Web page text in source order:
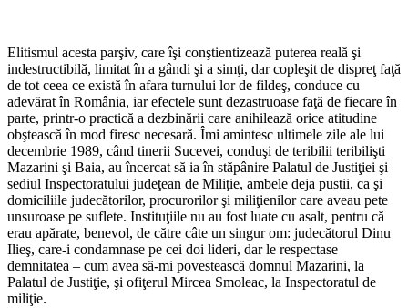
Elitismul acesta parşiv, care îşi conştientizează puterea reală şi
indestructibilă, limitat în a gândi şi a simţi, dar copleşit de dispreţ faţă
de tot ceea ce există în afara turnului lor de fildeş, conduce cu
adevărat în România, iar efectele sunt dezastruoase faţă de fiecare în
parte, printr-o practică a dezbinării care anihilează orice atitudine
obştească în mod firesc necesară. Îmi amintesc ultimele zile ale lui
decembrie 1989, când tinerii Sucevei, conduşi de teribilii teribilişti
Mazarini şi Baia, au încercat să ia în stăpânire Palatul de Justiţiei şi
sediul Inspectoratului judeţean de Miliţie, ambele deja pustii, ca şi
domiciliile judecătorilor, procurorilor şi miliţienilor care aveau pete
unsuroase pe suflete. Instituţiile nu au fost luate cu asalt, pentru că
erau apărate, benevol, de către câte un singur om: judecătorul Dinu
Ilieş, care-i condamnase pe cei doi lideri, dar le respectase
demnitatea – cum avea să-mi povestească domnul Mazarini, la
Palatul de Justiţie, şi ofiţerul Mircea Smoleac, la Inspectoratul de
miliţie.